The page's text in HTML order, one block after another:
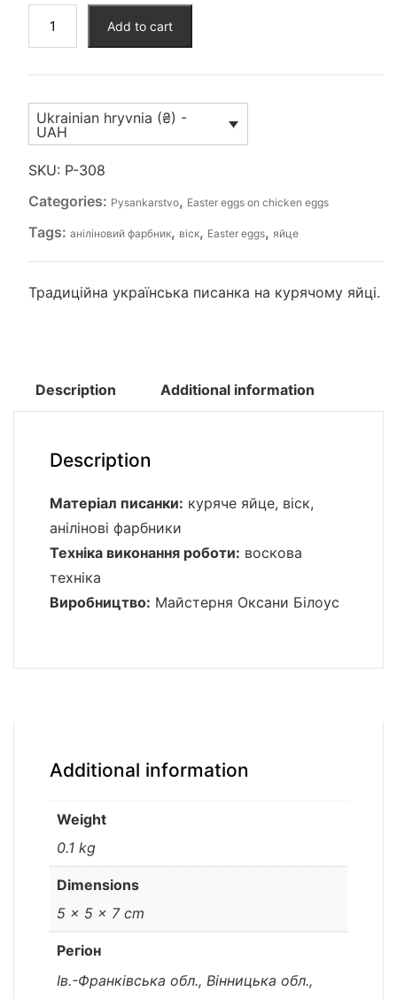
яйці
Add to cart
Ukrainian hryvnia (₴) -
UAH
SKU: P-308
Categories: Pysankarstvo, Easter eggs on chicken eggs
Tags: аніліновий фарбник, віск, Easter eggs, яйце
Традиційна українська писанка на курячому яйці.
Description Additional information
Description
Матеріал писанки: куряче яйце, віск,
анілінові фарбники
Техніка виконання роботи: воскова
техніка
Виробництво: Майстерня Оксани Білоус
Additional information
Weight
0.1 kg
Dimensions
5 × 5 × 7 cm
Регіон
Ів.-Франківська обл., Вінницька обл.,